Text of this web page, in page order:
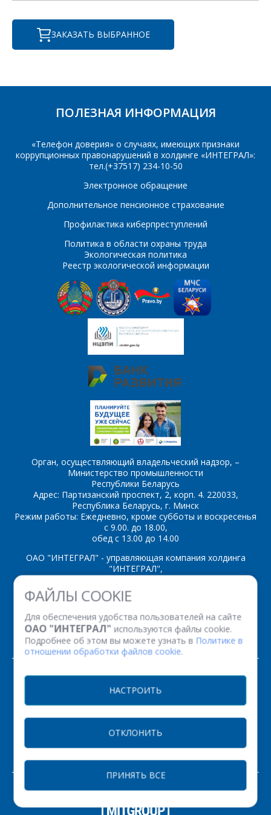
ФАЙЛЫ COOKIE
Для обеспечения удобства пользователей на сайте
ОАО "ИНТЕГРАЛ" используются файлы cookie.
Подробнее об этом вы можете узнать в Политике в
отношении обработки файлов cookie.
НАСТРОИТЬ
ОТКЛОНИТЬ
ПРИНЯТЬ ВСЕ
ЗАКАЗАТЬ ВЫБРАННОЕ
ПОЛЕЗНАЯ ИНФОРМАЦИЯ
«Телефон доверия» о случаях, имеющих признаки
коррупционных правонарушений в холдинге «ИНТЕГРАЛ»:
тел.(+37517) 234-10-50
Электронное обращение
Дополнительное пенсионное страхование
Профилактика киберпреступлений
Политика в области охраны труда
Экологическая политика
Реестр экологической информации
Орган, осуществляющий владельческий надзор, –
Министерство промышленности
Республики Беларусь
Адрес: Партизанский проспект, 2, корп. 4. 220033,
Республика Беларусь, г. Минск
Режим работы: Ежедневно, кроме субботы и воскресенья
с 9.00. до 18.00,
обед с 13.00 до 14.00
ОАО "ИНТЕГРАЛ" - управляющая компания холдинга
"ИНТЕГРАЛ",
ул. Казинца И.П., д.121А, комната 327, г. Минск, 220108,
Республика Беларусь
Факс: (+375 17) 338 12 94 УНП 100386629
Рег. номер 100386629 от 01.08.2013 г.
© 2026. Все права защищены.
РАЗРАБОТКА САЙТА
ЗАКАЗАТЬ
E-mail*
услуга, их количество
*
Комментарий *
*- обязательные
поля
ОТПРАВИТЬ
Интересующий товар/
Я согласен на
обработку
персональных данных*
поля
ОТПРАВИТЬ